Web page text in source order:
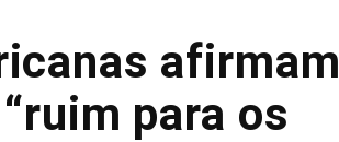
afirmam
para os